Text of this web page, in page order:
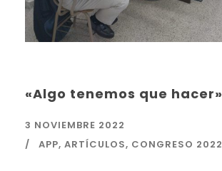
«Algo tenemos que hacer»
3 NOVIEMBRE 2022
APP, ARTÍCULOS, CONGRESO 2022